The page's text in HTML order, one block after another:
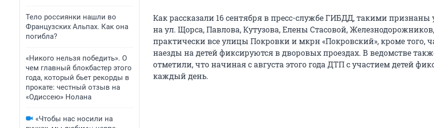
Тело россиянки нашли во
Французских Альпах. Как она
погибла?
«Никого нельзя победить». О
чем главный блокбастер этого
года, который бьет рекорды в
прокате: честный отзыв на
«Одиссею» Нолана
«Чтобы нас носили на
Как рассказали 16 сентября в пресс-службе ГИБДД, такими признаны
на ул. Щорса, Павлова, Кутузова, Елены Стасовой,
практически все улицы Покровки и мкрн «Покровский», кроме того,
наезды на детей фиксируются в дворовых проездах. В ведомстве
отметили, что начиная с августа этого года ДТП с участием детей
каждый день.